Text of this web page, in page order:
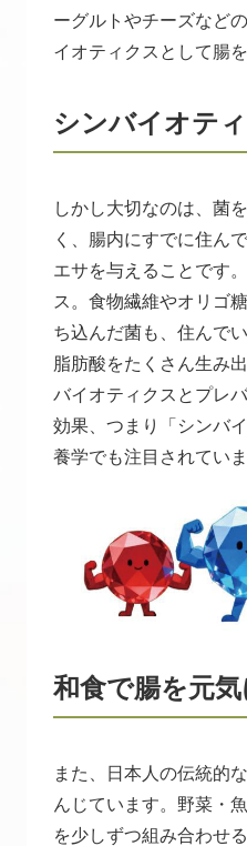
ーグルトやチーズなど
イオティクスとして腸
シンバイオテ
しかし大切なのは、菌
く、腸内にすでに住ん
エサを与えることです
ス。食物繊維やオリゴ
ち込んだ菌も、住んで
脂肪酸をたくさん生み
バイオティクスとプレ
効果、つまり「シンバ
養学でも注目されていま
和食で腸を元気
また、日本人の伝統的
んじています。野菜・
を少しずつ組み合わせ